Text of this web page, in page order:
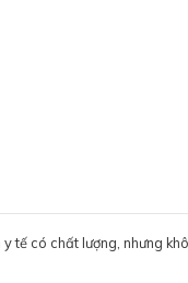
tế có chất lượng, nhưng